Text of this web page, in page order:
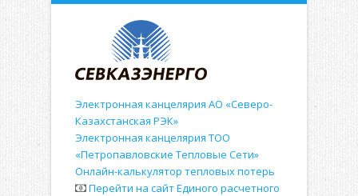
Электронная канцелярия АО «Северо-
Казахстанская РЭК»
Электронная канцелярия ТОО
«Петропавловские Тепловые Сети»
Онлайн-калькулятор тепловых потерь
Перейти на сайт Единого расчетного